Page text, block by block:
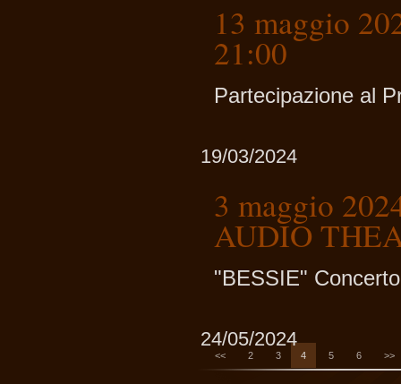
13 maggio
21:00
Partecipazione al
19/03/2024
3 maggio
AUDIO
"BESSIE"
24/05/2024
<< 2 3 4 5 6 >>